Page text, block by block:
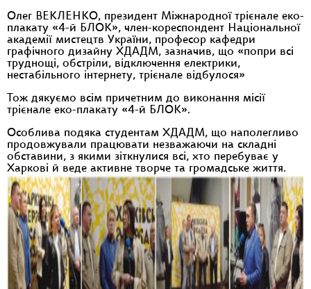
Олег ВЕКЛЕНКО, президент Міжнародної трієнале еко-
плакату «4-й БЛОК», член-кореспондент Національної
академії мистецтв України, професор кафедри
графічного дизайну ХДАДМ, зазначив, що «попри всі
труднощі, обстріли, відключення електрики,
нестабільного інтернету, трієнале відбулося»
Тож дякуємо всім причетним до виконання місії
трієнале еко-плакату «4-й БЛОК».
Особлива подяка студентам ХДАДМ, що наполегливо
продовжували працювати незважаючи на складні
обставини, з якими зіткнулися всі, хто перебуває у
Харкові й веде активне творче та громадське життя.